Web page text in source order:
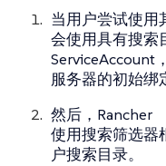
当用户尝试使用
会使用具有搜索
ServiceAccount
服务器的初始绑
然后，Rancher
使用搜索筛选器
户搜索目录。